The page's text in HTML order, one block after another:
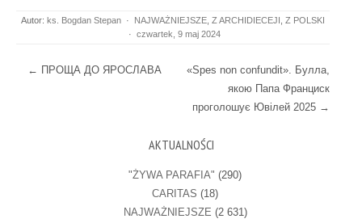
Autor: ks. Bogdan Stepan · NAJWAŻNIEJSZE Z ARCHIDIECEJI Z POLSKI
· czwartek, 9 maj 2024
Post navigation
← ПРОЩА ДО ЯРОСЛАВА
«Spes non confundit». Булла,
якою Папа Франциск
проголошує Ювілей 2025 →
AKTUALNOŚCI
"ŻYWA PARAFIA" (290)
CARITAS (18)
NAJWAŻNIEJSZE (2 631)